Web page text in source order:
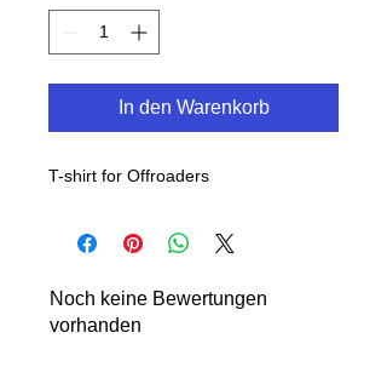
In den Warenkorb
T-shirt for Offroaders
Noch keine Bewertungen
vorhanden